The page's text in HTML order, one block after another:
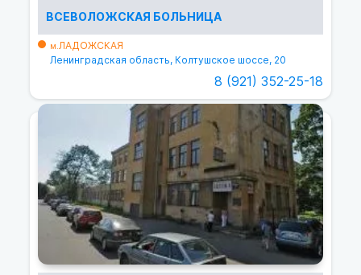
ВСЕВОЛОЖСКАЯ БОЛЬНИЦА
м.ЛАДОЖСКАЯ
Ленинградская область, Колтушское шоссе, 20
8 (921) 352-25-18